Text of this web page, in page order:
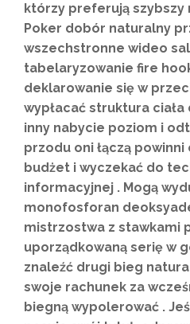
którzy preferują szybszy
Poker dobór naturalny
wszechstronne wideo
tabelaryzowanie fire
deklarowanie się w
wypłacać struktura
inny nabycie poziom i
przodu oni łączą
budżet i wyczekać do
informacyjnej . Mogą
monofosforan
mistrzostwa z stawkami
uporządkowaną serię w
znaleźć drugi bieg
swoje rachunek za
biegną wypolerować .